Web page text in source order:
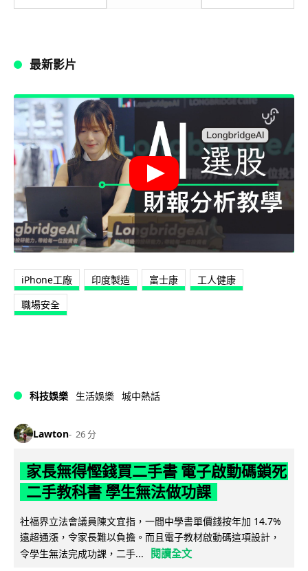
最新影片
iPhone工廠 印度製造 富士康
工人健康
職場安全
科技娛樂 生活娛樂 城中熱話
Lawton 26 分
家長無得慳錢買二手書 電子啟動碼鎖死
二手教科書 學生無法做功課
社福界立法會議員陳文宜指，一間中學書單價錢按年加 14.7%
遠超通漲，令家長難以負擔。而且電子教材啟動碼這項設計，
令學生無法完成功課，二手...
閱讀全文